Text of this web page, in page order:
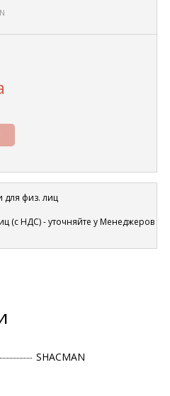
для физ. лиц
(с НДС) - уточняйте у Менеджеров
SHACMAN